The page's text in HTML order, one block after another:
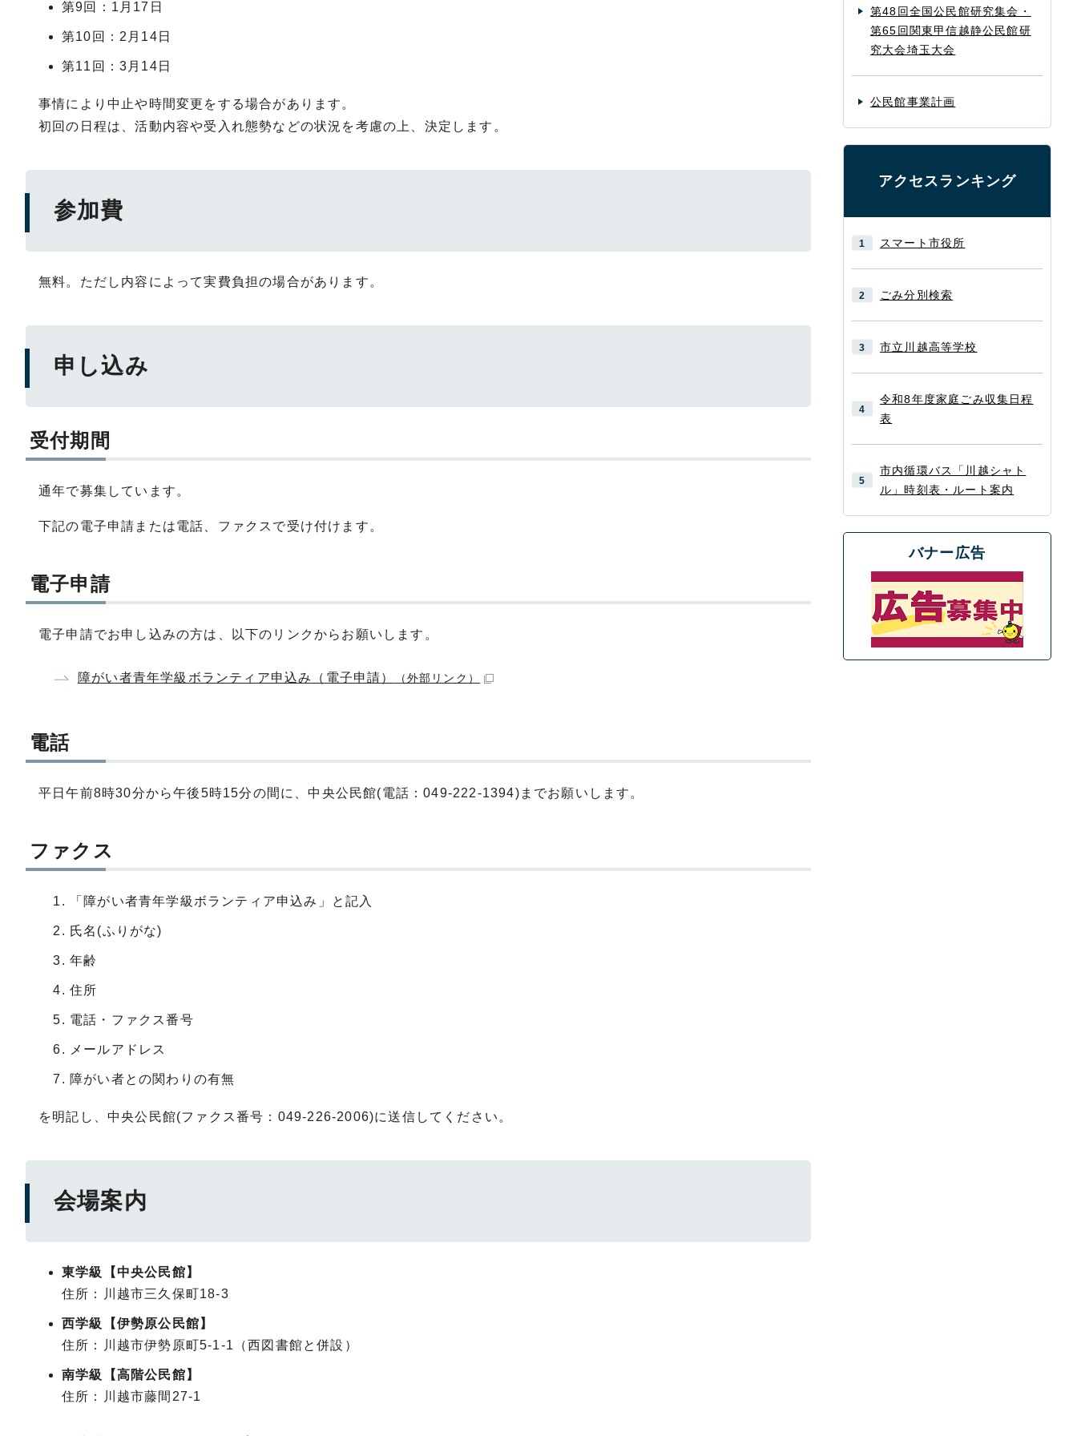
第9回：1月17日
第10回：2月14日
第11回：3月14日
事情により中止や時間変更をする場合があります。
初回の日程は、活動内容や受入れ態勢などの状況を考慮の上、決定します。
参加費
無料。ただし内容によって実費負担の場合があります。
申し込み
受付期間
通年で募集しています。
下記の電子申請または電話、ファクスで受け付けます。
電子申請
電子申請でお申し込みの方は、以下のリンクからお願いします。
障がい者青年学級ボランティア申込み（電子申請） （外部リンク）
電話
平日午前8時30分から午後5時15分の間に、中央公民館(電話：049-222-1394)までお願いします。
ファクス
「障がい者青年学級ボランティア申込み」と記入
氏名(ふりがな)
年齢
住所
電話・ファクス番号
メールアドレス
障がい者との関わりの有無
を明記し、中央公民館(ファクス番号：049-226-2006)に送信してください。
会場案内
東学級【中央公民館】
住所：川越市三久保町18-3
西学級【伊勢原公民館】
住所：川越市伊勢原町5-1-1（西図書館と併設）
南学級【高階公民館】
住所：川越市藤間27-1
第48回全国公民館研究集会・
第65回関東甲信越静公民館研
究大会埼玉大会
公民館事業計画
アクセスランキング
スマート市役所
ごみ分別検索
市立川越高等学校
令和8年度家庭ごみ収集日程
表
市内循環バス「川越シャト
ル」時刻表・ルート案内
バナー広告